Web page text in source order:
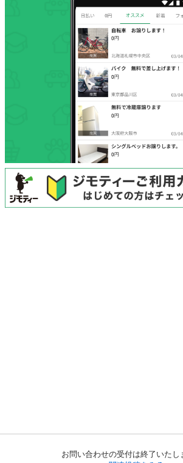
お問い合わせの受付は終了いたし